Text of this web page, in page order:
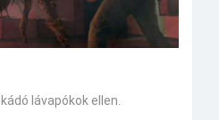
lávapókok ellen.